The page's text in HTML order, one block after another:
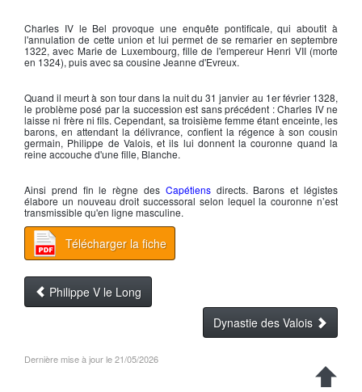
Charles IV le Bel provoque une enquête pontificale, qui aboutit à
l'annulation de cette union et lui permet de se remarier en septembre
1322, avec Marie de Luxembourg, fille de l'empereur Henri VII(morte
en 1324), puis avec sa cousine Jeanne d'Evreux.
Quand il meurt à son tour dans la nuit du 31 janvier au 1er février 1328,
le problème posé par la succession est sans précédent :Charles IVne
laisse ni frère ni fils. Cependant, sa troisième femme étant enceinte, les
barons, en attendant la délivrance, confient la régence à son cousin
germain, Philippe de Valois, et ils lui donnent la couronne quand la
reine accouche d'une fille, Blanche.
Ainsi prend fin le règne des Capétiensdirects. Barons et légistes
élabore un nouveau droit successoral selon lequel la couronne n’est
transmissible qu'en ligne masculine.
Télécharger la fiche
Philippe V le Long
Dynastie des Valois
Dernière mise à jour le 21/05/2026